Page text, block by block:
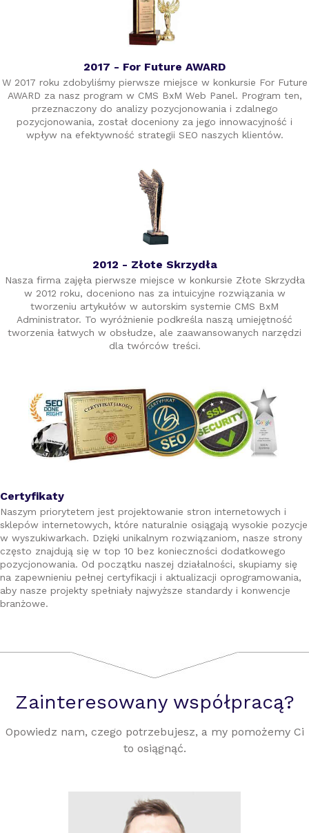
2017 - For Future AWARD
W 2017 roku zdobyliśmy pierwsze miejsce w konkursie For Future
AWARD za nasz program w CMS BxM Web Panel. Program ten,
przeznaczony do analizy pozycjonowania i zdalnego
pozycjonowania, został doceniony za jego innowacyjność i
wpływ na efektywność strategii SEO naszych klientów.
2012 - Złote Skrzydła
Nasza firma zajęła pierwsze miejsce w konkursie Złote Skrzydła
w 2012 roku, doceniono nas za intuicyjne rozwiązania w
tworzeniu artykułów w autorskim systemie CMS BxM
Administrator. To wyróżnienie podkreśla naszą umiejętność
tworzenia łatwych w obsłudze, ale zaawansowanych narzędzi
dla twórców treści.
Certyfikaty
Naszym priorytetem jest projektowanie stron internetowych i
sklepów internetowych, które naturalnie osiągają wysokie pozycje
w wyszukiwarkach. Dzięki unikalnym rozwiązaniom, nasze strony
często znajdują się w top 10 bez konieczności dodatkowego
pozycjonowania. Od początku naszej działalności, skupiamy się
na zapewnieniu pełnej certyfikacji i aktualizacji oprogramowania,
aby nasze projekty spełniały najwyższe standardy i konwencje
branżowe.
Zainteresowany współpracą?
Opowiedz nam, czego potrzebujesz, a my pomożemy Ci
to osiągnąć.